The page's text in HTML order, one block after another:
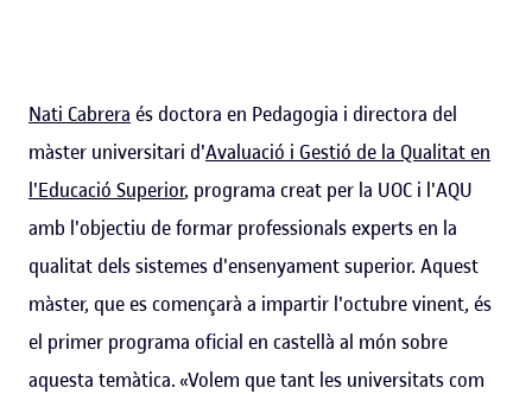
Nati Cabrera és doctora en Pedagogia i directora del
màster universitari d'Avaluació i Gestió de la Qualitat en
l'Educació Superior, programa creat per la UOC i l'AQU
amb l'objectiu de formar professionals experts en la
qualitat dels sistemes d'ensenyament superior. Aquest
màster, que es començarà a impartir l'octubre vinent, és
el primer programa oficial en castellà al món sobre
aquesta temàtica. «Volem que tant les universitats com